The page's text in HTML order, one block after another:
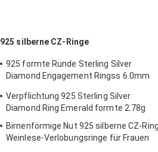
925 silberne CZ-Ringe
925 formte Runde Sterling Silver
Diamond Engagement Ringss 6.0mm
Verpflichtung 925 Sterling Silver
Diamond Ring Emerald formte 2.78g
Birnenförmige Nut 925 silberne CZ-
Weinlese-Verlobungsringe für Frauen